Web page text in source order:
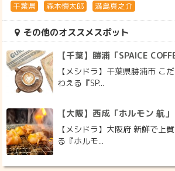
千葉県 森本慎太郎 満島真之介
その他のオススメスポット
【千葉】勝浦「SPAICE
【メシドラ】千葉県勝浦市 こ
わえる『SP...
【大阪】西成「ホルモン 航」
【メシドラ】大阪府 新鮮で上
る『ホルモ...